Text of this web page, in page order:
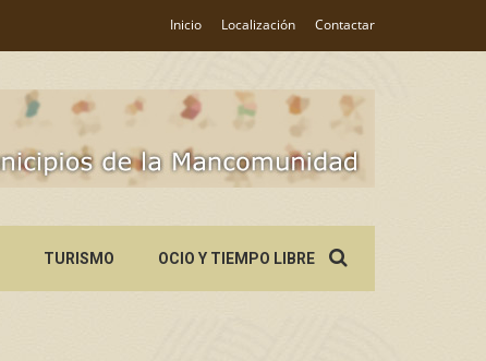
Inicio Localización Contactar
TURISMO OCIO Y TIEMPO LIBREfor: